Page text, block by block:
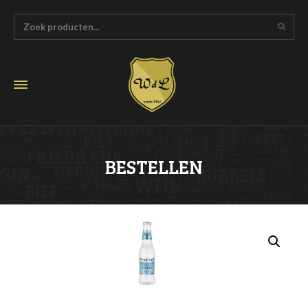
BESTELLEN